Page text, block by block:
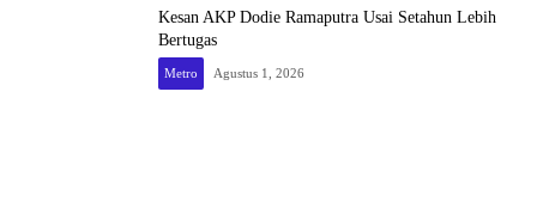
Kesan AKP Dodie Ramaputra Usai Setahun Lebih
Bertugas
Metro Agustus 1, 2026